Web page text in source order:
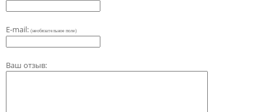
E-mail: (необязательное поле)
Ваш отзыв: